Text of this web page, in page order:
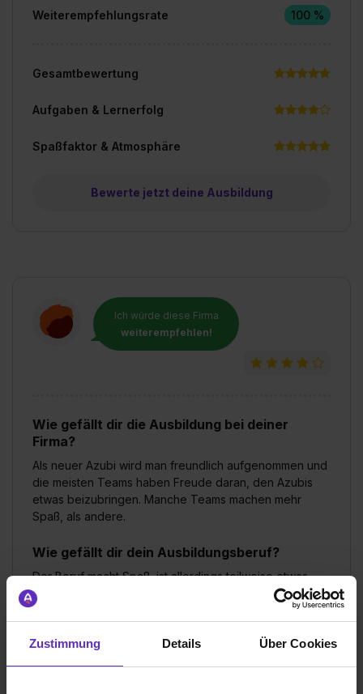
Zustimmung Details Über Cookies
Ich würde diese Firma
weiterempfehlen!
Wie gefällt dir die Ausbildung bei deiner
Firma?
Als neuer Azubi wird man freundlich aufgenommen und
die meisten Teams haben Freude daran, den Azubis
etwas beizubringen. Manche Teams machen mehr
Spaß, als andere.
Wie gefällt dir dein Ausbildungsberuf?
Der Beruf macht Spaß, ist allerdings teilweise etwas
eintönig und manchmal nicht der Vorstellung
entsprechend.
ADG Apotheken-Dienstleistungsgesellschaft
Weiterempfehlungsrate 100 %
Gesamtbewertung
Aufgaben & Lernerfolg
Spaßfaktor & Atmosphäre
Bewerte jetzt deine Ausbildung